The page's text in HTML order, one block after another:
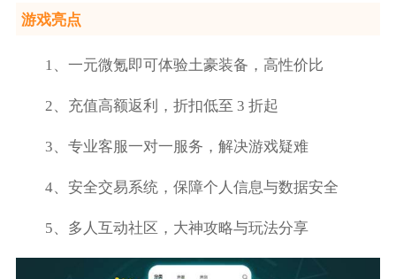
游戏亮点
1、一元微氪即可体验土豪装备，高性价比
2、充值高额返利，折扣低至 3 折起
3、专业客服一对一服务，解决游戏疑难
4、安全交易系统，保障个人信息与数据安全
5、多人互动社区，大神攻略与玩法分享